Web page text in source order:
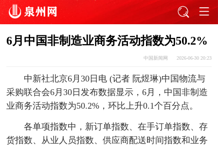
6月中国非制造业商务活动指数为50.2%
中国新闻网 2026-06-30 20:23
中新社北京6月30日电 (记者 阮煜琳)中国物流与
采购联合会6月30日发布数据显示，6月，中国非制造
业商务活动指数为50.2%，环比上升0.1个百分点。
各单项指数中，新订单指数、在手订单指数、存
货指数、从业人员指数、供应商配送时间指数和业务